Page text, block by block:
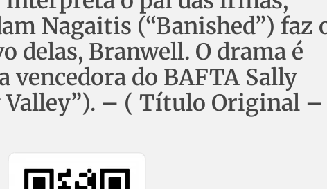
Nagaitis (“Banished”) faz
delas, Branwell. O drama é
do BAFTA Sally
– ( Título Original –